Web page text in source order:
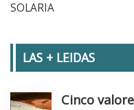
SOLARIA
LAS + LEIDAS
Cinco